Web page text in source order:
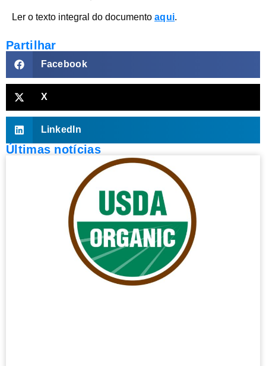
Ler o texto integral do documento aqui.
Partilhar
Facebook
X
LinkedIn
Últimas notícias